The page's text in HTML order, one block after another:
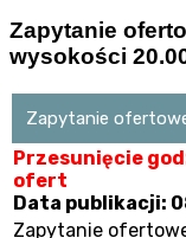
Zapytanie
wysokości
Zapytanie
Przesunięcie
ofert
Data publikacji:
Zapytanie